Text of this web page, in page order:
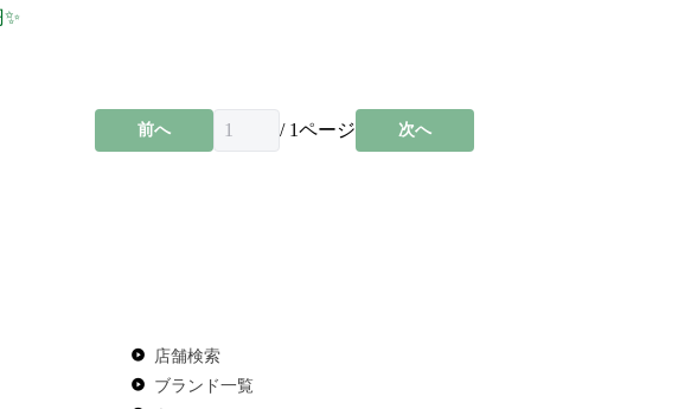
前へ / 1ページ 次へ
店舗検索
ブランド一覧